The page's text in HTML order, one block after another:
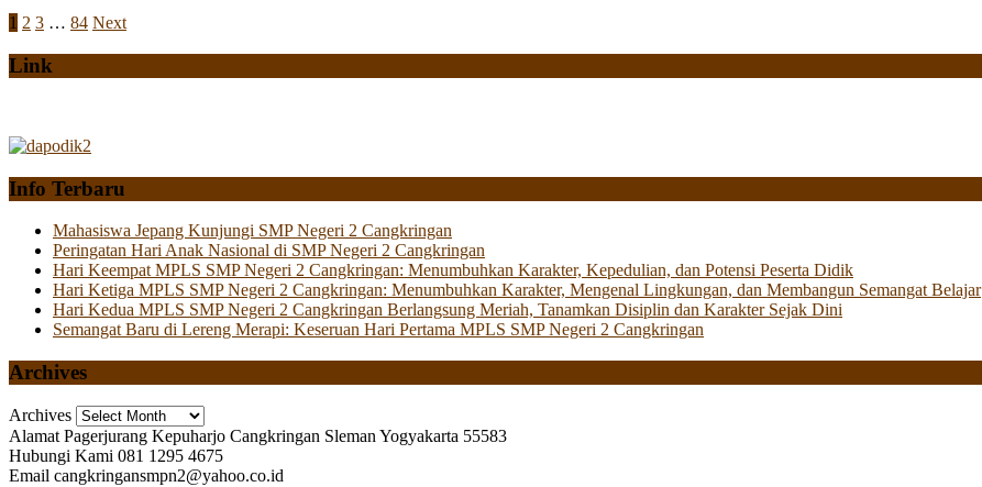
1 2 3 … 84 Next
Link
Info Terbaru
Mahasiswa Jepang Kunjungi SMP Negeri 2 Cangkringan
Peringatan Hari Anak Nasional di SMP Negeri 2 Cangkringan
Hari Keempat MPLS SMP Negeri 2 Cangkringan: Menumbuhkan Karakter, Kepedulian, dan Potensi Peserta Didik
Hari Ketiga MPLS SMP Negeri 2 Cangkringan: Menumbuhkan Karakter, Mengenal Lingkungan, dan Membangun Semangat Belajar
Hari Kedua MPLS SMP Negeri 2 Cangkringan Berlangsung Meriah, Tanamkan Disiplin dan Karakter Sejak Dini
Semangat Baru di Lereng Merapi: Keseruan Hari Pertama MPLS SMP Negeri 2 Cangkringan
Archives
Archives
Alamat Pagerjurang Kepuharjo Cangkringan Sleman Yogyakarta 55583
Hubungi Kami 081 1295 4675
Email cangkringansmpn2@yahoo.co.id